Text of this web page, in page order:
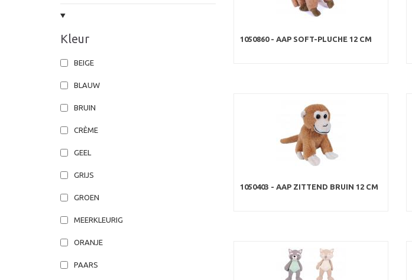
Kleur
BEIGE
BLAUW
BRUIN
CRÈME
GEEL
GRIJS
GROEN
MEERKLEURIG
ORANJE
PAARS
1050860 - AAP SOFT-PLUCHE 12 CM
1050403 - AAP ZITTEND BRUIN 12 CM